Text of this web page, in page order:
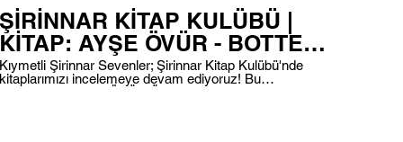
ŞİRİNNAR KİTAP KULÜBÜ |
KİTAP: AYŞE ÖVÜR - BOTTER
APARTMANI
Kıymetli Şirinnar Sevenler; Şirinnar Kitap Kulübü'nde
kitaplarımızı incelemeye devam ediyoruz! Bu